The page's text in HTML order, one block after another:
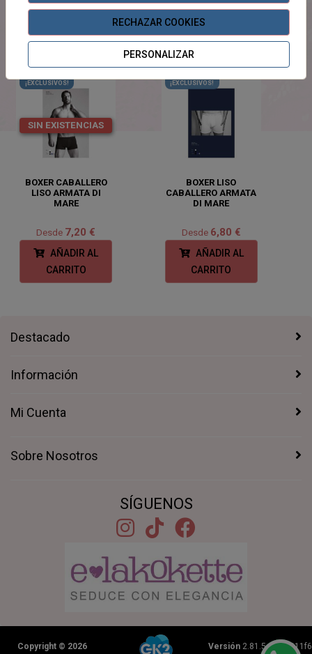
PRODUCTOSRELACIONADOS
¡EXCLUSIVOS!
SIN EXISTENCIAS
BOXER CABALLERO
LISO ARMATA DI
MARE
Desde 7,20 €
AÑADIR AL
CARRITO
¡EXCLUSIVOS!
BOXER LISO
CABALLERO ARMATA
DI MARE
Desde 6,80 €
AÑADIR AL
CARRITO
Destacado
Información
Mi Cuenta
Sobre Nosotros
SÍGUENOS
Copyright © 2026 Versión2.81.5+1b46211f6
RECHAZAR COOKIES
PERSONALIZAR